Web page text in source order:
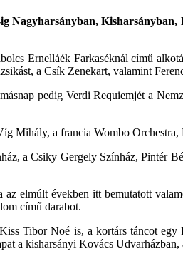
Nagyharsányban,
Ernelláék Farkaséknál című
a Csík Zenekart, valamint
pedig Verdi Requiemjét a
Mihály, a francia Wombo Orchestra,
a Csiky Gergely Színház, Pintér
elmúlt években itt bemutatott
című darabot.
Tibor Noé is, a kortárs táncot
a kisharsányi Kovács